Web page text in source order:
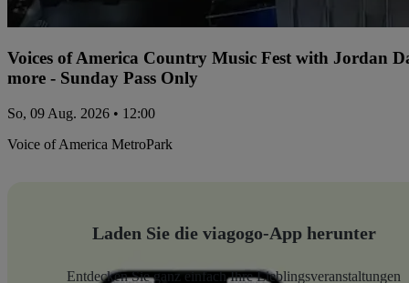
Voices of America Country Music Fest with Jordan
more - Sunday Pass Only
So, 09 Aug. 2026 • 12:00
Voice of America MetroPark
Laden Sie die viagogo-App herunter
Entdecken Sie ganz einfach Ihre Lieblingsveranstaltungen